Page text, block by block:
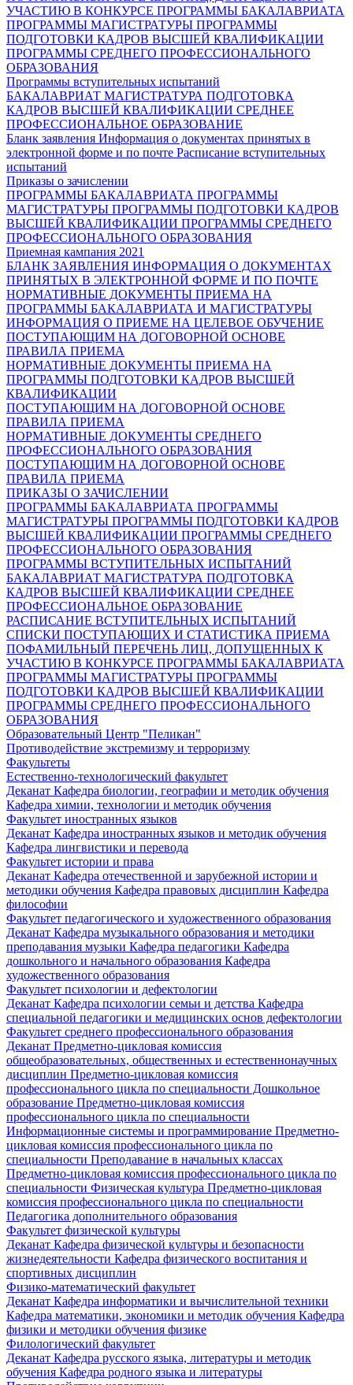
УЧАСТИЮ В КОНКУРСЕ ПРОГРАММЫ БАКАЛАВРИАТА
ПРОГРАММЫ МАГИСТРАТУРЫ ПРОГРАММЫ
ПОДГОТОВКИ КАДРОВ ВЫСШЕЙ КВАЛИФИКАЦИИ
ПРОГРАММЫ СРЕДНЕГО ПРОФЕССИОНАЛЬНОГО
ОБРАЗОВАНИЯ
Программы вступительных испытаний
БАКАЛАВРИАТ МАГИСТРАТУРА ПОДГОТОВКА
КАДРОВ ВЫСШЕЙ КВАЛИФИКАЦИИ СРЕДНЕЕ
ПРОФЕССИОНАЛЬНОЕ ОБРАЗОВАНИЕ
Бланк заявления Информация о документах принятых в
электронной форме и по почте Расписание вступительных
испытаний
Приказы о зачислении
ПРОГРАММЫ БАКАЛАВРИАТА ПРОГРАММЫ
МАГИСТРАТУРЫ ПРОГРАММЫ ПОДГОТОВКИ КАДРОВ
ВЫСШЕЙ КВАЛИФИКАЦИИ ПРОГРАММЫ СРЕДНЕГО
ПРОФЕССИОНАЛЬНОГО ОБРАЗОВАНИЯ
Приемная кампания 2021
БЛАНК ЗАЯВЛЕНИЯ ИНФОРМАЦИЯ О ДОКУМЕНТАХ
ПРИНЯТЫХ В ЭЛЕКТРОННОЙ ФОРМЕ И ПО ПОЧТЕ
НОРМАТИВНЫЕ ДОКУМЕНТЫ ПРИЕМА НА
ПРОГРАММЫ БАКАЛАВРИАТА И МАГИСТРАТУРЫ
ИНФОРМАЦИЯ О ПРИЕМЕ НА ЦЕЛЕВОЕ ОБУЧЕНИЕ
ПОСТУПАЮЩИМ НА ДОГОВОРНОЙ ОСНОВЕ
ПРАВИЛА ПРИЕМА
НОРМАТИВНЫЕ ДОКУМЕНТЫ ПРИЕМА НА
ПРОГРАММЫ ПОДГОТОВКИ КАДРОВ ВЫСШЕЙ
КВАЛИФИКАЦИИ
ПОСТУПАЮЩИМ НА ДОГОВОРНОЙ ОСНОВЕ
ПРАВИЛА ПРИЕМА
НОРМАТИВНЫЕ ДОКУМЕНТЫ СРЕДНЕГО
ПРОФЕССИОНАЛЬНОГО ОБРАЗОВАНИЯ
ПОСТУПАЮЩИМ НА ДОГОВОРНОЙ ОСНОВЕ
ПРАВИЛА ПРИЕМА
ПРИКАЗЫ О ЗАЧИСЛЕНИИ
ПРОГРАММЫ БАКАЛАВРИАТА ПРОГРАММЫ
МАГИСТРАТУРЫ ПРОГРАММЫ ПОДГОТОВКИ КАДРОВ
ВЫСШЕЙ КВАЛИФИКАЦИИ ПРОГРАММЫ СРЕДНЕГО
ПРОФЕССИОНАЛЬНОГО ОБРАЗОВАНИЯ
ПРОГРАММЫ ВСТУПИТЕЛЬНЫХ ИСПЫТАНИЙ
БАКАЛАВРИАТ МАГИСТРАТУРА ПОДГОТОВКА
КАДРОВ ВЫСШЕЙ КВАЛИФИКАЦИИ СРЕДНЕЕ
ПРОФЕССИОНАЛЬНОЕ ОБРАЗОВАНИЕ
РАСПИСАНИЕ ВСТУПИТЕЛЬНЫХ ИСПЫТАНИЙ
СПИСКИ ПОСТУПАЮЩИХ И СТАТИСТИКА ПРИЕМА
ПОФАМИЛЬНЫЙ ПЕРЕЧЕНЬ ЛИЦ, ДОПУЩЕННЫХ К
УЧАСТИЮ В КОНКУРСЕ ПРОГРАММЫ БАКАЛАВРИАТА
ПРОГРАММЫ МАГИСТРАТУРЫ ПРОГРАММЫ
ПОДГОТОВКИ КАДРОВ ВЫСШЕЙ КВАЛИФИКАЦИИ
ПРОГРАММЫ СРЕДНЕГО ПРОФЕССИОНАЛЬНОГО
ОБРАЗОВАНИЯ
Образовательный Центр "Пеликан"
Противодействие экстремизму и терроризму
Факультеты
Естественно-технологический факультет
Деканат Кафедра биологии, географии и методик обучения
Кафедра химии, технологии и методик обучения
Факультет иностранных языков
Деканат Кафедра иностранных языков и методик обучения
Кафедра лингвистики и перевода
Факультет истории и права
Деканат Кафедра отечественной и зарубежной истории и
методики обучения Кафедра правовых дисциплин Кафедра
философии
Факультет педагогического и художественного образования
Деканат Кафедра музыкального образования и методики
преподавания музыки Кафедра педагогики Кафедра
дошкольного и начального образования Кафедра
художественного образования
Факультет психологии и дефектологии
Деканат Кафедра психологии семьи и детства Кафедра
специальной педагогики и медицинских основ дефектологии
Факультет среднего профессионального образования
Деканат Предметно-цикловая комиссия
общеобразовательных, общественных и естественнонаучных
дисциплин Предметно-цикловая комиссия
профессионального цикла по специальности Дошкольное
образование Предметно-цикловая комиссия
профессионального цикла по специальности
Информационные системы и программирование Предметно-
цикловая комиссия профессионального цикла по
специальности Преподавание в начальных классах
Предметно-цикловая комиссия профессионального цикла по
специальности Физическая культура Предметно-цикловая
комиссия профессионального цикла по специальности
Педагогика дополнительного образования
Факультет физической культуры
Деканат Кафедра физической культуры и безопасности
жизнедеятельности Кафедра физического воспитания и
спортивных дисциплин
Физико-математический факультет
Деканат Кафедра информатики и вычислительной техники
Кафедра математики, экономики и методик обучения Кафедра
физики и методики обучения физике
Филологический факультет
Деканат Кафедра русского языка, литературы и методик
обучения Кафедра родного языка и литературы